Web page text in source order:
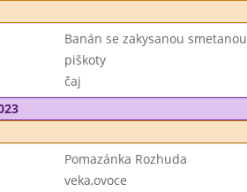
Banán se zakysanou smetanou
piškoty
čaj
Pomazánka Rozhuda
veka,ovoce